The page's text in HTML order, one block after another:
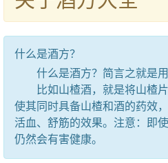
什么是酒方？
什么是酒方？简言之就是用
比如山楂酒，就是将山楂片
使其同时具备山楂和酒的药效
活血、舒筋的效果。注意：即
仍然会有害健康。